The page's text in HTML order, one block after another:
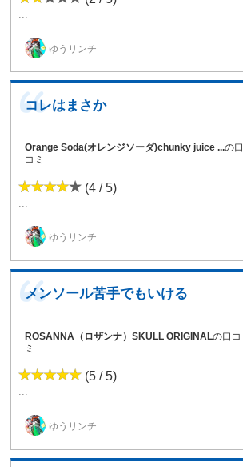
ゆうリンチ
コレはまさか
Orange Soda(オレンジソーダ)chunky juice ...の口
コミ
(4 / 5)
ゆうリンチ
メンソール苦手でもいける
ROSANNA（ロザンナ）SKULL ORIGINALの口コ
ミ
(5 / 5)
...
ゆうリンチ